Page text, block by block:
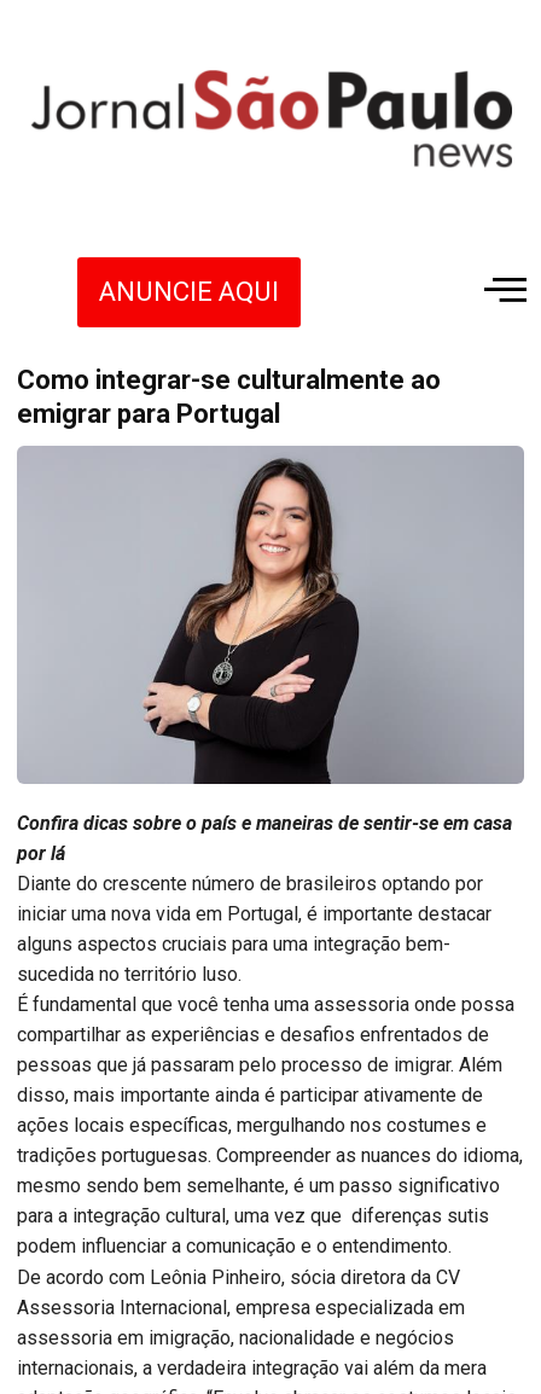
ANUNCIE AQUI
Como integrar-se culturalmente ao
emigrar para Portugal
Confira dicas sobre o país e maneiras de sentir-se em casa
por lá
Diante do crescente número de brasileiros optando por
iniciar uma nova vida em Portugal, é importante destacar
alguns aspectos cruciais para uma integração bem-
sucedida no território luso.
É fundamental que você tenha uma assessoria onde possa
compartilhar as experiências e desafios enfrentados de
pessoas que já passaram pelo processo de imigrar. Além
disso, mais importante ainda é participar ativamente de
ações locais específicas, mergulhando nos costumes e
tradições portuguesas. Compreender as nuances do idioma,
mesmo sendo bem semelhante, é um passo significativo
para a integração cultural, uma vez que diferenças sutis
podem influenciar a comunicação e o entendimento.
De acordo com Leônia Pinheiro, sócia diretora da CV
Assessoria Internacional, empresa especializada em
assessoria em imigração, nacionalidade e negócios
internacionais, a verdadeira integração vai além da mera